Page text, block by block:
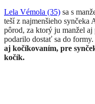
Lela Vémola (35) sa s
teší z najmenšieho
pôrod, za ktorý ju manžel aj
podarilo dostať sa do formy.
aj kočíkovaním, pre
kočík.